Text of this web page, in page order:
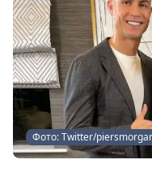
Фото: Twitter/